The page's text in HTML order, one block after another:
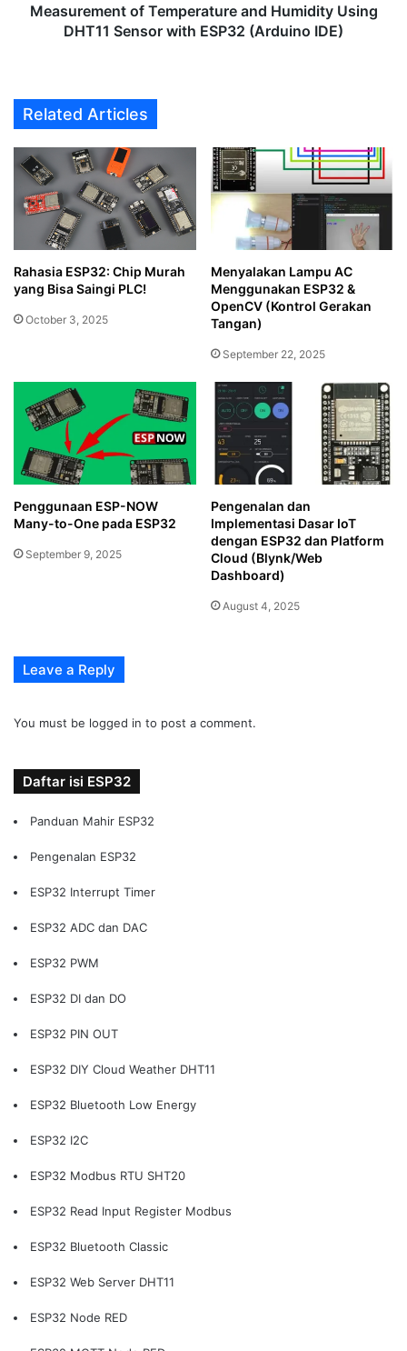
(Arduino
Measurement of Temperature and Humidity Using
DHT11 Sensor with ESP32 (Arduino IDE)
Related Articles
Rahasia ESP32: Chip Murah
yang Bisa Saingi PLC!
October 3, 2025
Menyalakan Lampu AC
Menggunakan ESP32 &
OpenCV (Kontrol Gerakan
Tangan)
September 22, 2025
Penggunaan ESP-NOW
Many-to-One pada ESP32
September 9, 2025
Pengenalan dan
Implementasi Dasar IoT
dengan ESP32 dan Platform
Cloud (Blynk/Web
Dashboard)
August 4, 2025
Leave a Reply
You must be logged in to post a comment.
Daftar isi ESP32
Panduan Mahir ESP32
Pengenalan ESP32
ESP32 Interrupt Timer
ESP32 ADC dan DAC
ESP32 PWM
ESP32 DI dan DO
ESP32 PIN OUT
ESP32 DIY Cloud Weather DHT11
ESP32 Bluetooth Low Energy
ESP32 I2C
ESP32 Modbus RTU SHT20
ESP32 Read Input Register Modbus
ESP32 Bluetooth Classic
ESP32 Web Server DHT11
ESP32 Node RED